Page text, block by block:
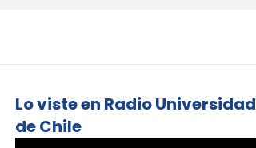
Lo viste en Radio Universidad
de Chile